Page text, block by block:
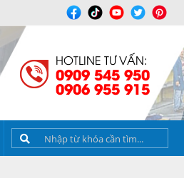
HOTLINE TƯ VẤN:
0909 545 950
0906 955 915